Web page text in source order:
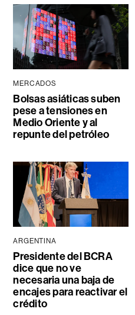
MERCADOS
Bolsas asiáticas suben
pese a tensiones en
Medio Oriente y al
repunte del petróleo
ARGENTINA
Presidente del BCRA
dice que no ve
necesaria una baja de
encajes para reactivar el
crédito